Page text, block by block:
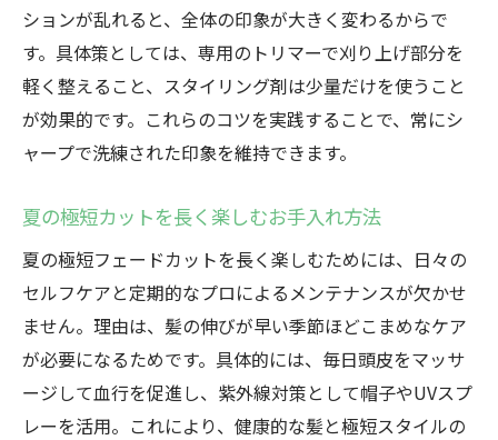
ションが乱れると、全体の印象が大きく変わるからで
す。具体策としては、専用のトリマーで刈り上げ部分を
軽く整えること、スタイリング剤は少量だけを使うこと
が効果的です。これらのコツを実践することで、常にシ
ャープで洗練された印象を維持できます。
夏の極短カットを長く楽しむお手入れ方法
夏の極短フェードカットを長く楽しむためには、日々の
セルフケアと定期的なプロによるメンテナンスが欠かせ
ません。理由は、髪の伸びが早い季節ほどこまめなケア
が必要になるためです。具体的には、毎日頭皮をマッサ
ージして血行を促進し、紫外線対策として帽子やUVスプ
レーを活用。これにより、健康的な髪と極短スタイルの